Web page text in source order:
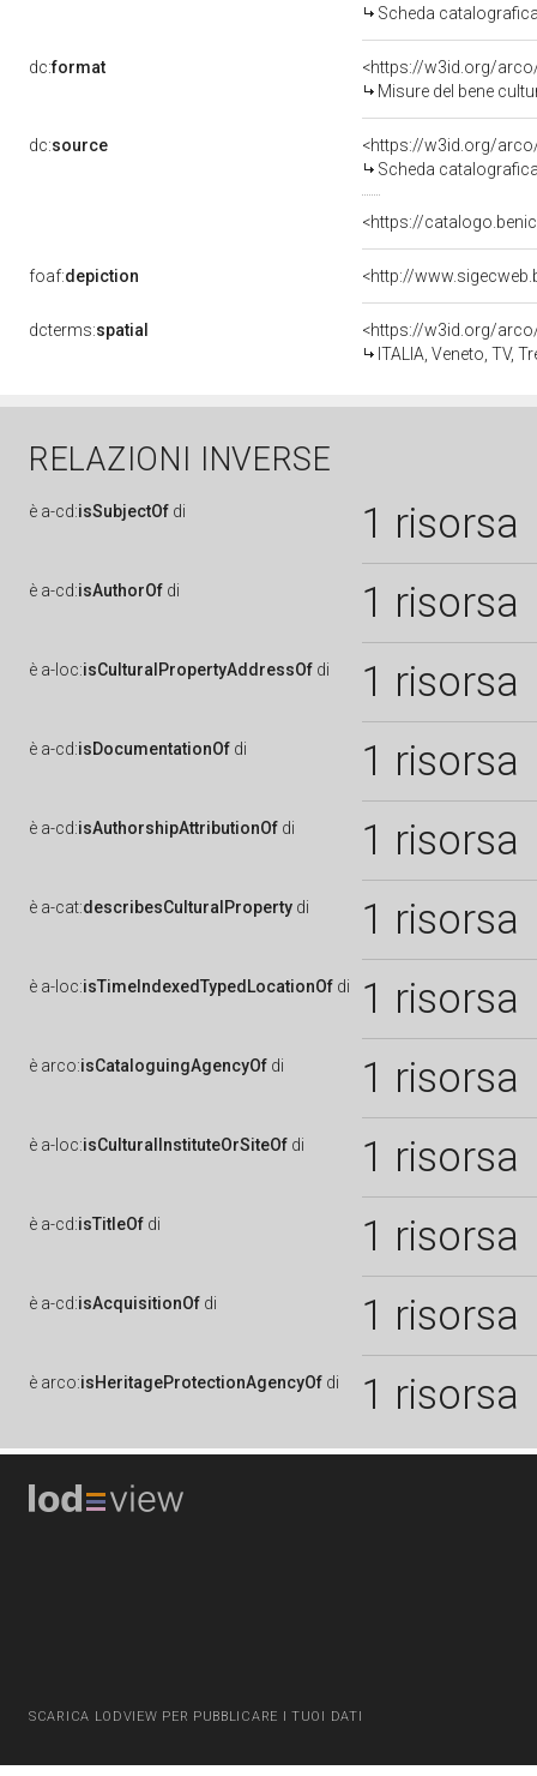
Scheda
dc:format
<https://w3id.org/
Misure del bene
dc:source
<https://w3id.org/
Scheda
<https://
foaf:depiction
dcterms:spatial
<https://w3id.org/
ITALIA, Veneto, TV,
RELAZIONI INVERSE
è a-cd:isSubjectOf di 1 risorsa
è a-cd:isAuthorOf di 1 risorsa
è a-loc:isCulturalPropertyAddressOf di 1 risorsa
è a-cd:isDocumentationOf di 1 risorsa
è a-cd:isAuthorshipAttributionOf di 1 risorsa
è a-cat:describesCulturalProperty di 1 risorsa
è a-loc:isTimeIndexedTypedLocationOf di 1 risorsa
è arco:isCataloguingAgencyOf di 1 risorsa
è a-loc:isCulturalInstituteOrSiteOf di 1 risorsa
è a-cd:isTitleOf di 1 risorsa
è a-cd:isAcquisitionOf di 1 risorsa
è arco:isHeritageProtectionAgencyOf di 1 risorsa
SCARICA LODVIEW PER PUBBLICARE I TUOI DATI